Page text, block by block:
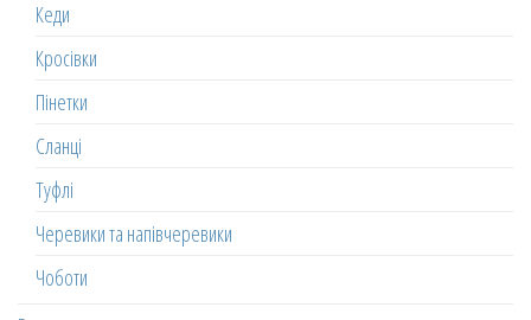
Кеди
Кросівки
Пінетки
Сланці
Туфлі
Черевики та напівчеревики
Чоботи